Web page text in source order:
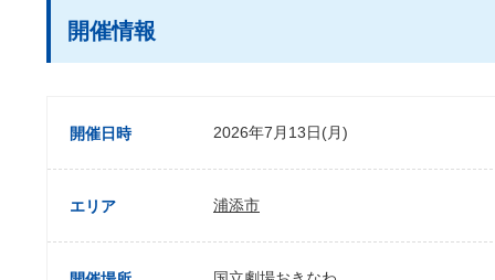
開催情報
開催日時 2026年7月13日(月)
エリア 浦添市